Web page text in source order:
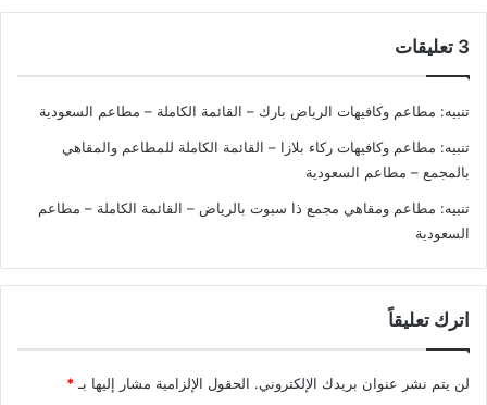
‫3 تعليقات
تنبيه: مطاعم وكافيهات الرياض بارك – القائمة الكاملة – مطاعم السعودية
تنبيه: مطاعم وكافيهات ركاء بلازا – القائمة الكاملة للمطاعم والمقاهي
بالمجمع – مطاعم السعودية
تنبيه: مطاعم ومقاهي مجمع ذا سبوت بالرياض – القائمة الكاملة – مطاعم
السعودية
اترك تعليقاً
لن يتم نشر عنوان بريدك الإلكتروني. الحقول الإلزامية مشار إليها بـ*